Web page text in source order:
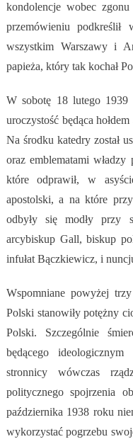
kondolencje wobec
przemówieniu
wszystkim Warszawy i
papieża, który tak kochał
W sobotę 18 lutego 1939
uroczystość będąca
Na środku katedry został
oraz emblematami władzy
które odprawił, w
apostolski, a na które
odbyły się modły przy
arcybiskup Gall, biskup
infułat Bączkiewicz, i
Wspomniane powyżej
Polski stanowiły potężny
Polski. Szczególnie
będącego ideologicznym
stronnicy wówczas
politycznego spojrzenia
października 1938 roku
wykorzystać pogrzebu